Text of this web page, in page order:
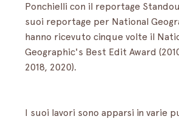
Ponchielli con il reportage
suoi reportage per National
hanno ricevuto cinque volte il
Geographic's Best Edit Award
2018, 2020).
I suoi lavori sono apparsi in varie